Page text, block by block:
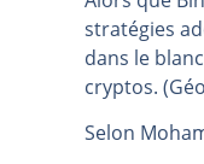
stratégies
dans le
cryptos.
Selon